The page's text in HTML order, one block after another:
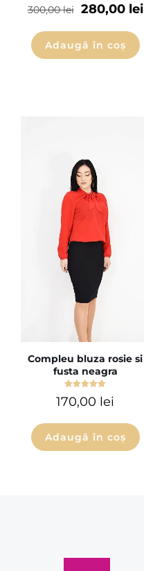
5.00
300,00lei 280,00 lei
Adaugă în coș
Compleu bluza rosie si
fusta neagra
Evaluat la
5.00
din 5
170,00 lei
Adaugă în coș